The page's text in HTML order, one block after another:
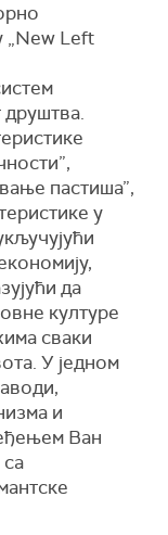
„New Left
друштва.
пастиша”,
у
да
културе
сваки
У једном
и
Ван